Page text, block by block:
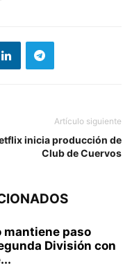
Artículo siguiente
inicia producción de
Club de Cuervos
mantiene paso
División con